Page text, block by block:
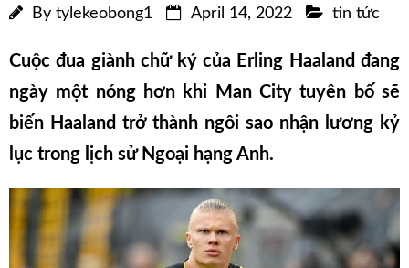
Nhà cái
Soi kèo
By tylekeobong1 April 14, 2022 tin tức
Cuộc đua giành chữ ký của Erling Haaland đang
ngày một nóng hơn khi Man City tuyên bố sẽ
biến Haaland trở thành ngôi sao nhận lương kỷ
lục trong lịch sử Ngoại hạng Anh.